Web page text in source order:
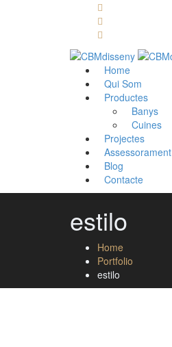
Home
Qui Som
Productes
Banys
Cuines
Projectes
Assessorament
Blog
Contacte
estilo
Home
Portfolio
estilo